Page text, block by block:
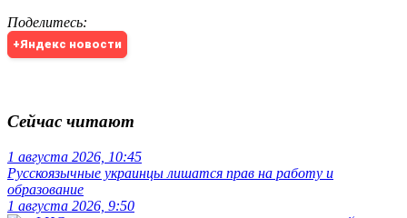
Поделитесь:
+Яндекс новости
Сейчас читают
1 августа 2026, 10:45
Русскоязычные украинцы лишатся прав на работу и
образование
1 августа 2026, 9:50